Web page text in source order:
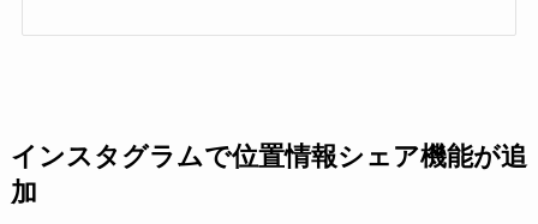
インスタグラムで位置情報シェア機能が追
加